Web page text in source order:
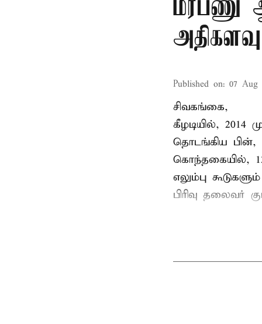
மரபணு
Published on: 07 Aug
சிவகங்கை,
கீழடியில்,
தொடங்கிய பின்,
கொந்தகையில்,
எலும்பு
பிரிவு தலைவர்